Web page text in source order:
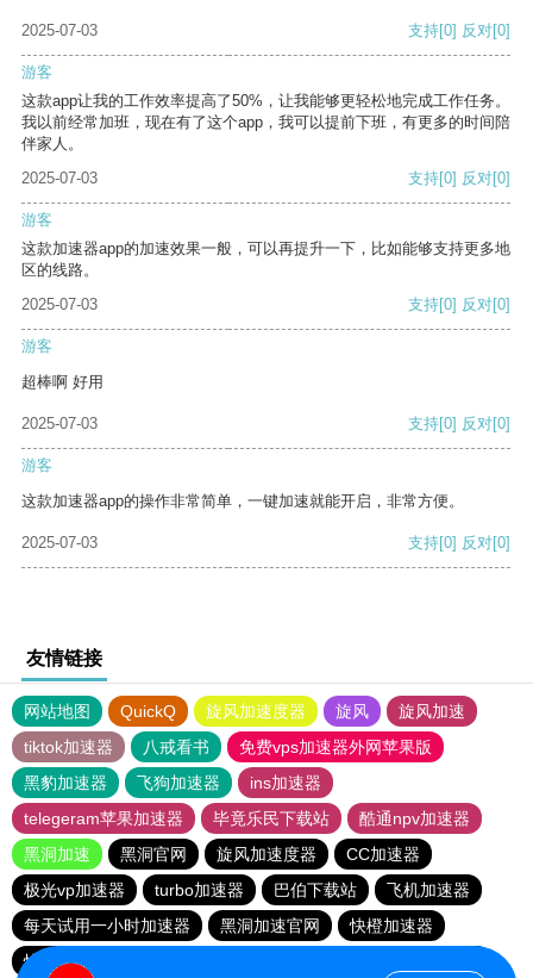
2025-07-03 支持[0] 反对[0]
游客
这款app让我的工作效率提高了50%，让我能够更轻松地完成工作任务。
我以前经常加班，现在有了这个app，我可以提前下班，有更多的时间陪
伴家人。
2025-07-03
支持[0] 反对[0]
游客
这款加速器app的加速效果一般，可以再提升一下，比如能够支持更多地
区的线路。
2025-07-03
支持[0] 反对[0]
游客
超棒啊 好用
2025-07-03 支持[0] 反对[0]
游客
这款加速器app的操作非常简单，一键加速就能开启，非常方便。
2025-07-03 支持[0] 反对[0]
友情链接
网站地图 QuickQ 旋风加速度器 旋风
旋风加速
tiktok加速器
八戒看书
免费vps加速器外网苹果版
黑豹加速器
飞狗加速器
ins加速器
telegeram苹果加速器
毕竟乐民下载站
酷通npv加速器
黑洞加速
黑洞官网 旋风加速度器
CC加速器
极光vp加速器
turbo加速器 巴伯下载站
飞机加速器
每天试用一小时加速器
黑洞加速官网
快橙加速器
快联加速器